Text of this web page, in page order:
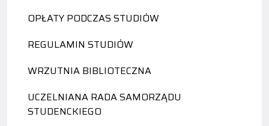
OPŁATY PODCZAS STUDIÓW
REGULAMIN STUDIÓW
WRZUTNIA BIBLIOTECZNA
UCZELNIANA RADA SAMORZĄDU
STUDENCKIEGO